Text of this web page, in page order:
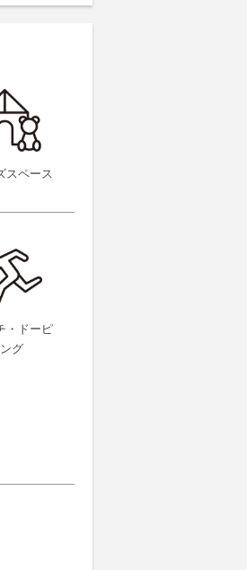
スペース
・ドーピ
ング